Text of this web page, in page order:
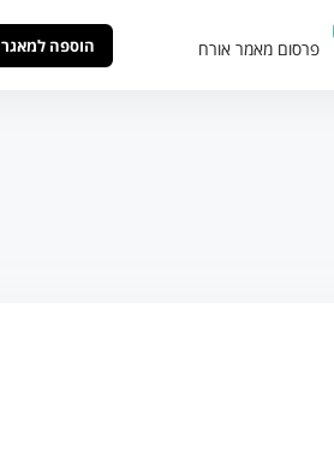
פרסום מאמר אורח הוספה למאגר